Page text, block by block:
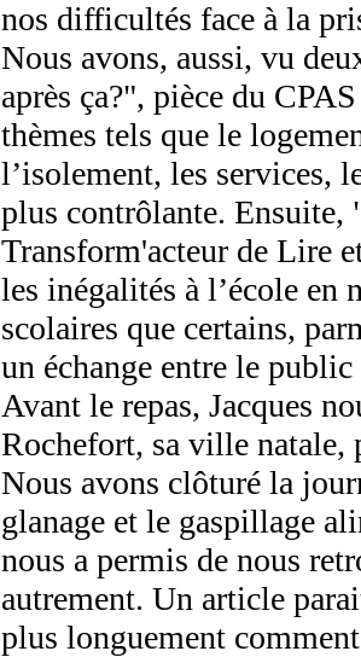
nos difficultés face à la
Nous avons, aussi, vu
après ça?", pièce du
thèmes tels que le
l’isolement, les services,
plus contrôlante. Ensuite,
Transform'acteur de Lire
les inégalités à l’école en
scolaires que certains,
un échange entre le
Avant le repas, Jacques
Rochefort, sa ville natale,
Nous avons clôturé la
glanage et le gaspillage
nous a permis de nous
autrement. Un article
plus longuement